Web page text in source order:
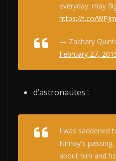
everyday. may
https://t.co/
— Zachary
February 27,
d’astronautes :
I was saddened
Nimoy's
about him and